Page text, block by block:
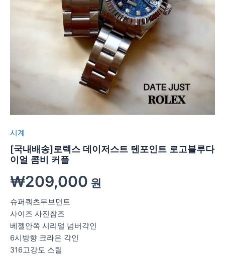
시계
[국내배송]로렉스 데이저스트 텐포인트 로고블루다
이얼 콤비 커플
₩209,000 원
슈퍼쿼츠무브먼트
사이즈 사진참조
베젤안쪽 시리얼 넘버각인
6시방향 크라운 각인
316고강도 스틸